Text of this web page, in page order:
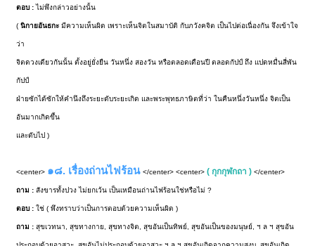
ตอบ :ไม่พึงกล่าวอย่างนั้น
( นิกายอันธกะมีความเห็นผิด เพราะเห็นจิตในสมาบัติ กับภวังคจิต เป็นไปต่อเนื่องกัน จึงเข้าใจ
ว่า
จิตดวงเดียวกันนั้น ตั้งอยู่ยั่งยืน วันหนึ่ง สองวัน หรือตลอดเดือนปี ตลอดกัปป์ ถึง แปดหมื่นสี่พัน
กัปป์
ฝ่ายซักได้ซักให้คำนึงถึงระยะดับระยะเกิด และพระพุทธภาษิตที่ว่า ในคืนหนึ่งวันหนึ่ง จิตเป็น
อันมากเกิดขึ้น
และดับไป )
<center> ๑๘. เรื่องถ่านไฟร้อน </center> <center>( กุกกุฬกถา )</center>
ถาม :สังขารทั้งปวง ไม่ยกเว้น เป็นเหมือนถ่านไฟร้อนใช่หรือไม่ ?
ตอบ :ใช่ ( พึงทราบว่าเป็นการตอบด้วยความเห็นผิด )
ถาม :สุขเวทนา, สุขทางกาย, สุขทางจิต, สุขอันเป็นทิพย์, สุขอันเป็นของมนุษย์, ฯ ล ฯ สุขอัน